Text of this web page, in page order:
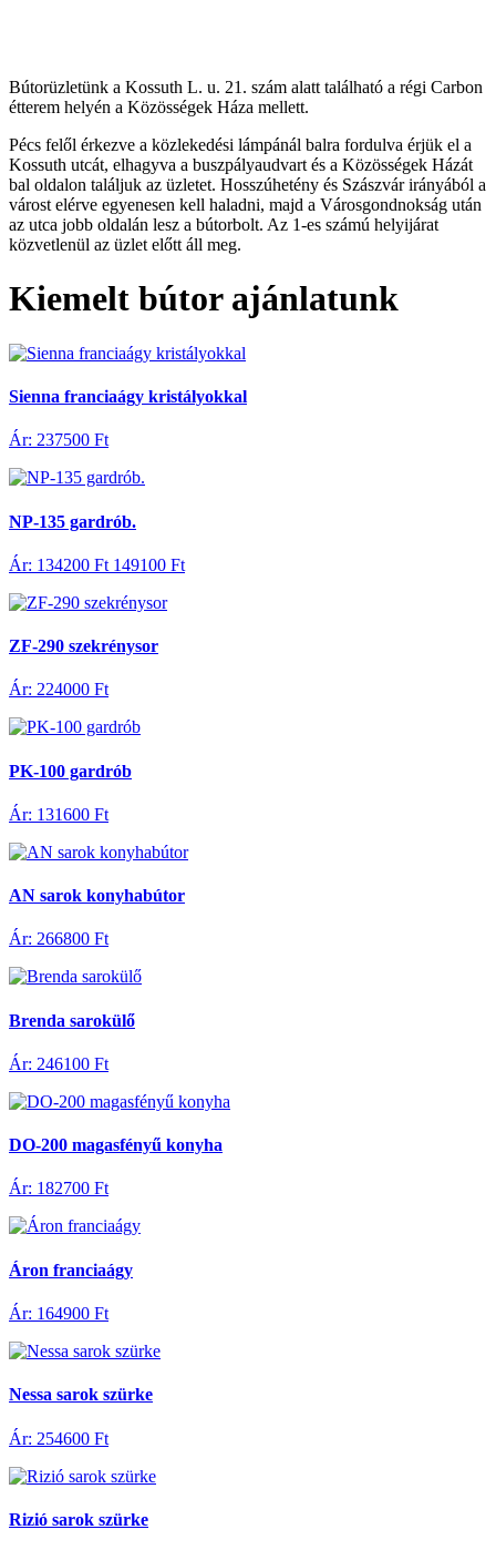
Bútorüzletünk a Kossuth L. u. 21. szám alatt található a régi Carbon
étterem helyén a Közösségek Háza mellett.
Pécs felől érkezve a közlekedési lámpánál balra fordulva érjük el a
Kossuth utcát, elhagyva a buszpályaudvart és a Közösségek Házát
bal oldalon találjuk az üzletet. Hosszúhetény és Szászvár irányából a
várost elérve egyenesen kell haladni, majd a Városgondnokság után
az utca jobb oldalán lesz a bútorbolt. Az 1-es számú helyijárat
közvetlenül az üzlet előtt áll meg.
Kiemelt bútor ajánlatunk
Sienna franciaágy kristályokkal
Ár: 237500 Ft
NP-135 gardrób.
Ár: 134200 Ft 149100 Ft
ZF-290 szekrénysor
Ár: 224000 Ft
PK-100 gardrób
Ár: 131600 Ft
AN sarok konyhabútor
Ár: 266800 Ft
Brenda sarokülő
Ár: 246100 Ft
DO-200 magasfényű konyha
Ár: 182700 Ft
Áron franciaágy
Ár: 164900 Ft
Nessa sarok szürke
Ár: 254600 Ft
Rizió sarok szürke